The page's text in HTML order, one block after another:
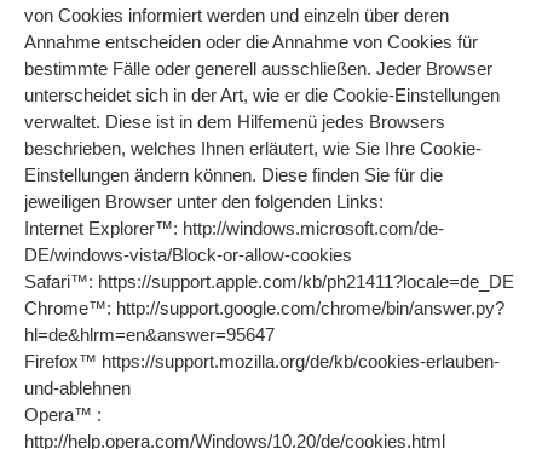
von Cookies informiert werden und einzeln über deren
Annahme entscheiden oder die Annahme von Cookies für
bestimmte Fälle oder generell ausschließen. Jeder Browser
unterscheidet sich in der Art, wie er die Cookie-Einstellungen
verwaltet. Diese ist in dem Hilfemenü jedes Browsers
beschrieben, welches Ihnen erläutert, wie Sie Ihre Cookie-
Einstellungen ändern können. Diese finden Sie für die
jeweiligen Browser unter den folgenden Links:
Internet Explorer™: http://windows.microsoft.com/de-
DE/windows-vista/Block-or-allow-cookies
Safari™: https://support.apple.com/kb/ph21411?locale=de_DE
Chrome™: http://support.google.com/chrome/bin/answer.py?
hl=de&hlrm=en&answer=95647
Firefox™ https://support.mozilla.org/de/kb/cookies-erlauben-
und-ablehnen
Opera™ :
http://help.opera.com/Windows/10.20/de/cookies.html